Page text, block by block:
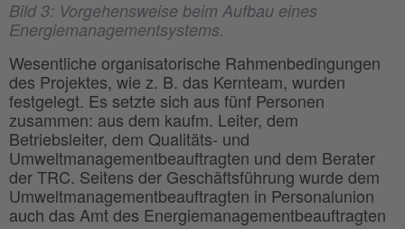
Bild 3: Vorgehensweise beim Aufbau eines
Energiemanagementsystems.
Wesentliche organisatorische Rahmenbedingungen
des Projektes, wie z. B. das Kernteam, wurden
festgelegt. Es setzte sich aus fünf Personen
zusammen: aus dem kaufm. Leiter, dem
Betriebsleiter, dem Qualitäts- und
Umweltmanagementbeauftragten und dem Berater
der TRC. Seitens der Geschäftsführung wurde dem
Umweltmanagementbeauftragten in Personalunion
auch das Amt des Energiemanagementbeauftragten